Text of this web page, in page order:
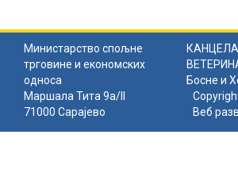
Министарство спољне
трговине и економских
односа
Босне и
Маршала Тита 9а/II
71000 Сарајево
Веб